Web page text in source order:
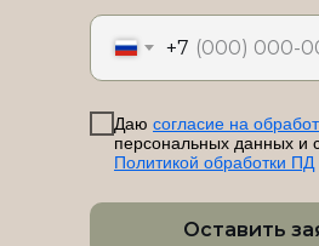
ЛоШАРик на
+7
Даю согласие на
персональных данных и
Политикой обработки ПД
Оставить